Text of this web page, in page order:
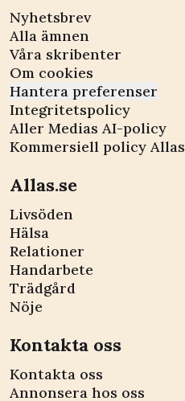
Nyhetsbrev
Alla ämnen
Våra skribenter
Om cookies
Hantera preferenser
Integritetspolicy
Aller Medias AI-policy
Kommersiell policy Allas
Allas.se
Livsöden
Hälsa
Relationer
Handarbete
Trädgård
Nöje
Kontakta oss
Kontakta oss
Annonsera hos oss